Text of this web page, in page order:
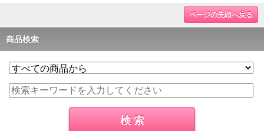
ページの先頭へ戻る
商品検索